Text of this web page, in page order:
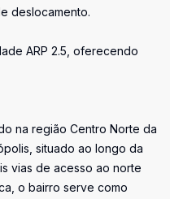
deslocamento.
ARP 2.5, oferecendo
na região Centro Norte da
situado ao longo da
vias de acesso ao norte
o bairro serve como